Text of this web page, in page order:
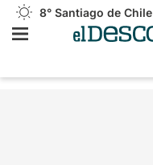
8° Santiago de Chile